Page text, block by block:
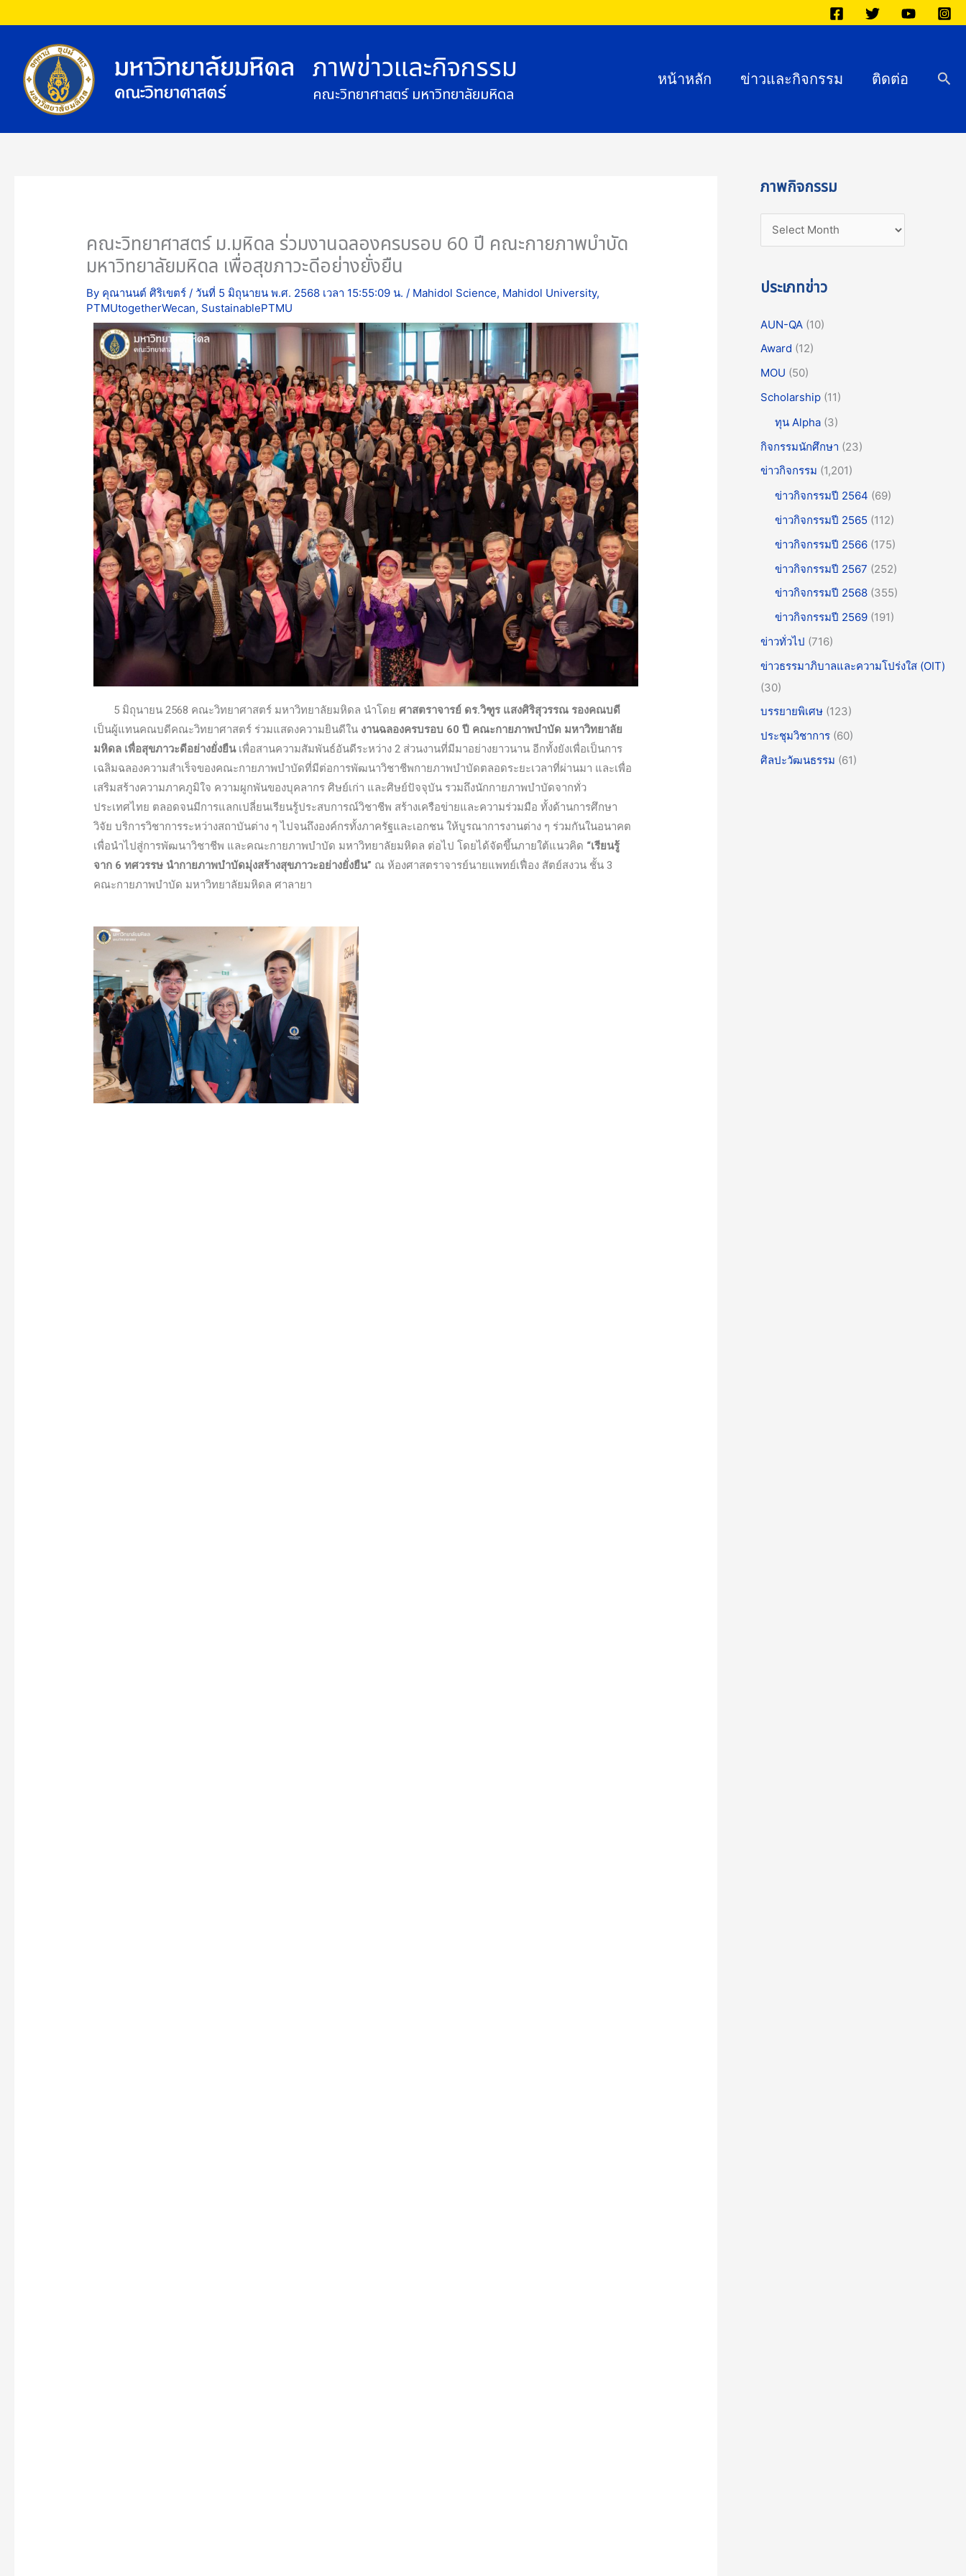
to
content
ภาพข่าวและกิจกรรม
คณะวิทยาศาสตร์ มหาวิทยาลัยมหิดล
หน้าหลัก ข่าวและกิจกรรม ติดต่อ
คณะวิทยาศาสตร์ ม.มหิดล ร่วมงานฉลองครบรอบ 60 ปี คณะกายภาพบำบัด
มหาวิทยาลัยมหิดล เพื่อสุขภาวะดีอย่างยั่งยืน
By คุณานนต์ ศิริเขตร์/ วันที่ 5 มิถุนายน พ.ศ. 2568 เวลา 15:55:09 น./ Mahidol Science, Mahidol University,
PTMUtogetherWecan, SustainablePTMU
5 มิถุนายน 2568 คณะวิทยาศาสตร์ มหาวิทยาลัยมหิดล นำโดยศาสตราจารย์ ดร.วิฑูร แสงศิริสุวรรณ รองคณบดี
เป็นผู้แทนคณบดีคณะวิทยาศาสตร์ ร่วมแสดงความยินดีใน งานฉลองครบรอบ 60 ปี คณะกายภาพบำบัด มหาวิทยาลัย
มหิดล เพื่อสุขภาวะดีอย่างยั่งยืนเพื่อสานความสัมพันธ์อันดีระหว่าง 2 ส่วนงานที่มีมาอย่างยาวนาน อีกทั้งยังเพื่อเป็นการ
เฉลิมฉลองความสำเร็จของคณะกายภาพบำบัดที่มีต่อการพัฒนาวิชาชีพกายภาพบำบัดตลอดระยะเวลาที่ผ่านมา และเพื่อ
เสริมสร้างความภาคภูมิใจ ความผูกพันของบุคลากร ศิษย์เก่า และศิษย์ปัจจุบัน รวมถึงนักกายภาพบำบัดจากทั่ว
ประเทศไทย ตลอดจนมีการแลกเปลี่ยนเรียนรู้ประสบการณ์วิชาชีพ สร้างเครือข่ายและความร่วมมือ ทั้งด้านการศึกษา
วิจัย บริการวิชาการระหว่างสถาบันต่าง ๆ ไปจนถึงองค์กรทั้งภาครัฐและเอกชน ให้บูรณาการงานต่าง ๆ ร่วมกันในอนาคต
เพื่อนำไปสู่การพัฒนาวิชาชีพ และคณะกายภาพบำบัด มหาวิทยาลัยมหิดล ต่อไป โดยได้จัดขึ้นภายใต้แนวคิด “เรียนรู้
จาก 6 ทศวรรษ นำกายภาพบำบัดมุ่งสร้างสุขภาวะอย่างยั่งยืน” ณ ห้องศาสตราจารย์นายแพทย์เฟื่อง สัตย์สงวน ชั้น 3
คณะกายภาพบำบัด มหาวิทยาลัยมหิดล ศาลายา
ภาพกิจกรรม
กิ
ม
ประเภทข่าว
AUN-QA (10)
Award (12)
MOU (50)
Scholarship (11)
ทุน Alpha (3)
กิจกรรมนักศึกษา (23)
ข่าวกิจกรรม (1,201)
ข่าวกิจกรรมปี 2564 (69)
ข่าวกิจกรรมปี 2565 (112)
ข่าวกิจกรรมปี 2566 (175)
ข่าวกิจกรรมปี 2567 (252)
ข่าวกิจกรรมปี 2568 (355)
ข่าวกิจกรรมปี 2569 (191)
ข่าวทั่วไป (716)
ข่าวธรรมาภิบาลและความโปร่งใส (OIT)
(30)
บรรยายพิเศษ (123)
ประชุมวิชาการ (60)
ศิลปะวัฒนธรรม (61)